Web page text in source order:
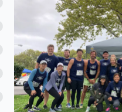
9
0
5
6
4
5